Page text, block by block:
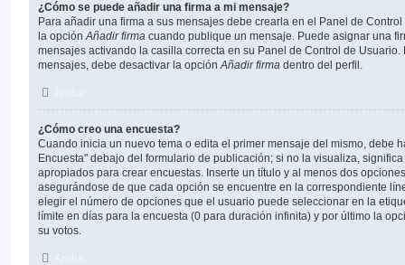
¿Cómo se puede añadir una firma a mi mensaje?
Para añadir una firma a sus mensajes debe crearla en el Panel de
la opciónAñadir firma cuando publique un mensaje. Puede asignar una
mensajes activando la casilla correcta en su Panel de Control de
mensajes, debe desactivar la opciónAñadir firma dentro del perfil.
¿Cómo creo una encuesta?
Cuando inicia un nuevo tema o edita el primer mensaje del mismo, debe
Encuesta" debajo del formulario de publicación; si no la visualiza,
apropiados para crear encuestas. Inserte un título y al menos dos
asegurándose de que cada opción se encuentre en la correspondiente
elegir el número de opciones que el usuario puede seleccionar en la
límite en días para la encuesta (0 para duración infinita) y por último la
su votos.